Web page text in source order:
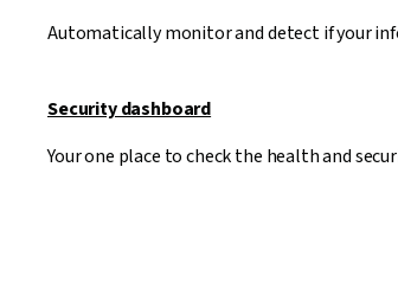
Automatically monitor and detect if your
Security dashboard
Your one place to check the health and